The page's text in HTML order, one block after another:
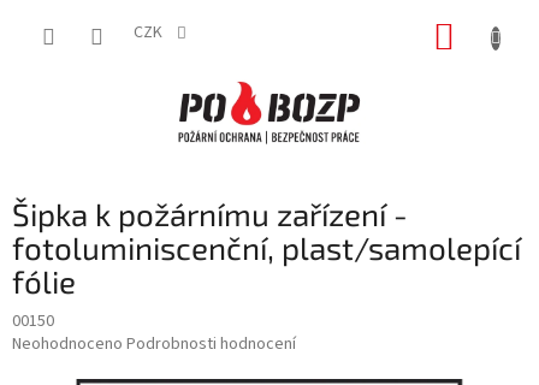
CZK
Šipka k požárnímu zařízení -
fotoluminiscenční, plast/samolepící
fólie
00150
Průměrné
Neohodnoceno Podrobnosti hodnocení